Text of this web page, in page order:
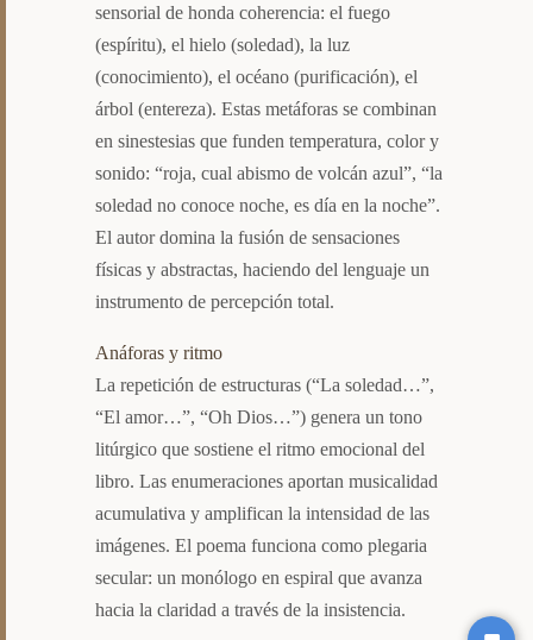
sensorial de honda coherencia: el fuego
(espíritu), el hielo (soledad), la luz
(conocimiento), el océano (purificación), el
árbol (entereza). Estas metáforas se combinan
en sinestesias que funden temperatura, color y
sonido: “roja, cual abismo de volcán azul”, “la
soledad no conoce noche, es día en la noche”.
El autor domina la fusión de sensaciones
físicas y abstractas, haciendo del lenguaje un
instrumento de percepción total.
Anáforas y ritmo
La repetición de estructuras (“La soledad…”,
“El amor…”, “Oh Dios…”) genera un tono
litúrgico que sostiene el ritmo emocional del
libro. Las enumeraciones aportan musicalidad
acumulativa y amplifican la intensidad de las
imágenes. El poema funciona como plegaria
secular: un monólogo en espiral que avanza
hacia la claridad a través de la insistencia.